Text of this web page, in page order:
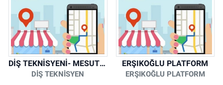
DİŞ TEKNİSYENİ- MESUT KORKMAZ
DİŞ TEKNİSYEN
ERŞIKOĞLU PLATFORM
ERŞIKOĞLU PLATFORM